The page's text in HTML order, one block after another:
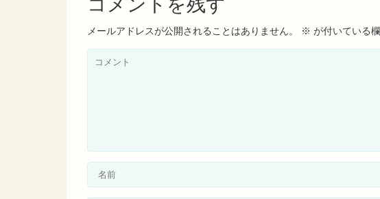
メールアドレスが公開されることはありません。 ※ が付いている